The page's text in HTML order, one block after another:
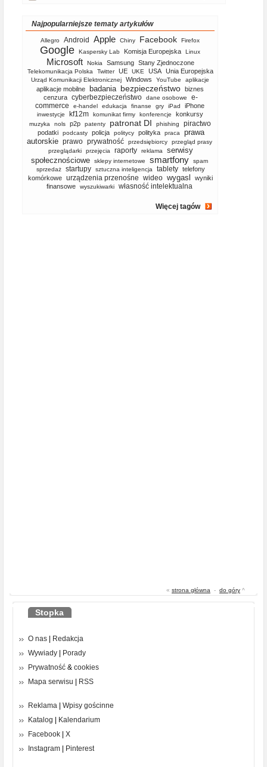
Najpopularniejsze tematy artykułów
Allegro Android Apple Chiny Facebook Firefox
Google Kaspersky Lab Komisja Europejska Linux
Microsoft Nokia Samsung Stany Zjednoczone
Telekomunikacja Polska Twitter UE UKE USA Unia Europejska
Urząd Komunikacji Elektronicznej Windows YouTube aplikacje
aplikacje mobilne badania bezpieczeństwo biznes
cenzura cyberbezpieczeństwo dane osobowe
e-
commerce
e-handel edukacja finanse gry iPad iPhone
inwestycje kf12m komunikat firmy konferencje konkursy
muzyka nols p2p patenty patronat DI phishing piractwo
podatki podcasty policja politycy polityka praca
prawa
autorskie prawo prywatność przedsiębiorcy
przegląd prasy
przeglądarki
przejęcia raporty reklama
serwisy
społecznościowe
sklepy internetowe smartfony
spam
sprzedaż
startupy sztuczna inteligencja tablety telefony
komórkowe
urządzenia przenośne wideo wygasl
wyniki
finansowe
wyszukiwarki własność intelektualna
Więcej tagów
« strona główna - do góry ^
Stopka
O nas
Redakcja
Wywiady
Porady
Prywatność & cookies
Mapa serwisu
RSS
Reklama
Wpisy gościnne
Katalog
Kalendarium
Facebook
X
Instagram
Pinterest